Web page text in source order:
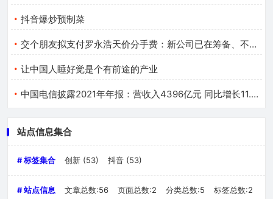
抖音爆炒预制菜
交个朋友拟支付罗永浩天价分手费：新公司已在筹备、不叫锤子
让中国人睡好觉是个有前途的产业
中国电信披露2021年年报：营收入4396亿元 同比增长11.7%
站点信息集合
# 标签集合 创新 (53) 抖音 (53)
# 站点信息 文章总数:56 页面总数:2 分类总数:5
标签总数:2